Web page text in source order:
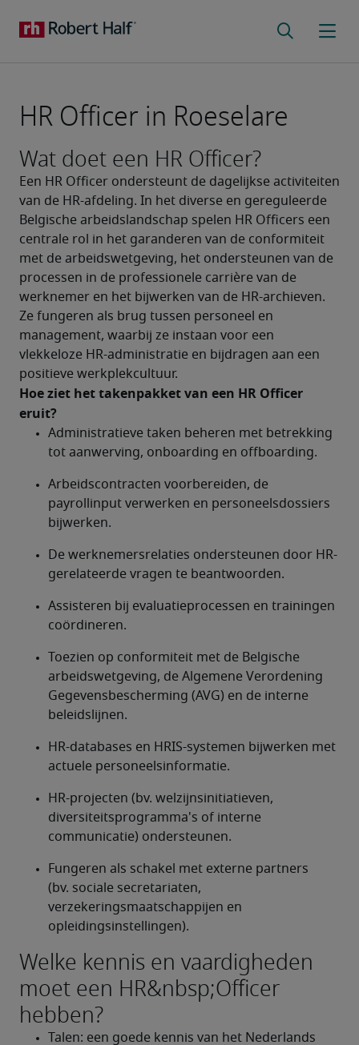
HR Officer in Roeselare
Wat doet een HR Officer?
Een HR Officer ondersteunt de dagelijkse activiteiten
van de HR-afdeling. In het diverse en gereguleerde
Belgische arbeidslandschap spelen HR Officers een
centrale rol in het garanderen van de conformiteit
met de arbeidswetgeving, het ondersteunen van de
processen in de professionele carrière van de
werknemer en het bijwerken van de HR-archieven.
Ze fungeren als brug tussen personeel en
management, waarbij ze instaan voor een
vlekkeloze HR-administratie en bijdragen aan een
positieve werkplekcultuur.
Hoe ziet het takenpakket van een HR Officer
Administratieve taken beheren met betrekking
tot aanwerving, onboarding en offboarding.
Arbeidscontracten voorbereiden, de
payrollinput verwerken en personeelsdossiers
bijwerken.
De werknemersrelaties ondersteunen door HR-
gerelateerde vragen te beantwoorden.
Assisteren bij evaluatieprocessen en trainingen
coördineren.
Toezien op conformiteit met de Belgische
arbeidswetgeving, de Algemene Verordening
Gegevensbescherming (AVG) en de interne
beleidslijnen.
HR-databases en HRIS-systemen bijwerken met
actuele personeelsinformatie.
HR-projecten (bv. welzijnsinitiatieven,
diversiteitsprogramma's of interne
communicatie) ondersteunen.
Fungeren als schakel met externe partners
(bv. sociale secretariaten,
verzekeringsmaatschappijen en
opleidingsinstellingen).
Welke kennis en vaardigheden
moet een HR&nbsp;Officer
hebben?
Talen: een goede kennis van het Nederlands